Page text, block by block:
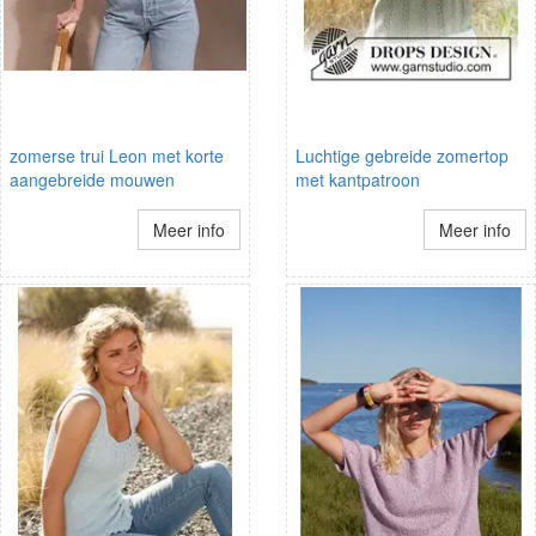
zomerse trui Leon met korte
aangebreide mouwen
Meer info
Luchtige gebreide zomertop
met kantpatroon
Meer info